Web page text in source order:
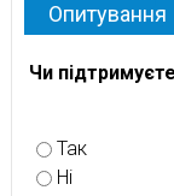
Опитування
Чи
Так
Ні